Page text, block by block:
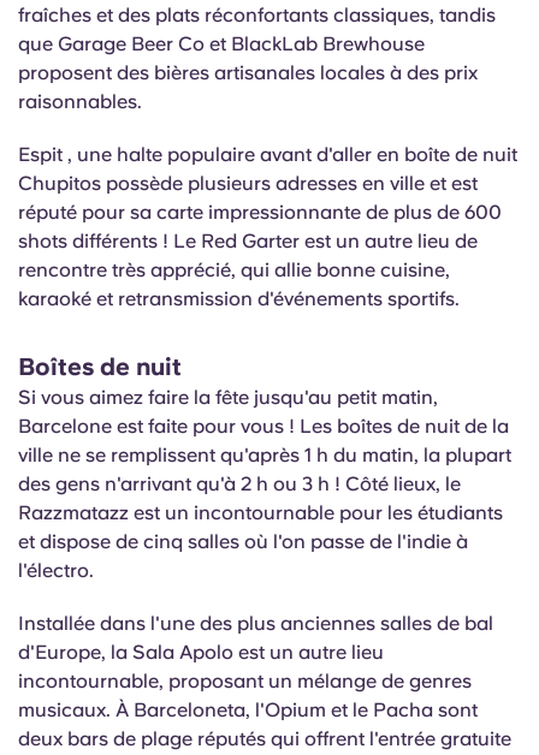
fraîches et des plats réconfortants classiques, tandis
que Garage Beer Co et BlackLab Brewhouse
proposent des bières artisanales locales à des prix
raisonnables.
Espit , une halte populaire avant d'aller en boîte de nuit
Chupitos possède plusieurs adresses en ville et est
réputé pour sa carte impressionnante de plus de 600
shots différents ! Le Red Garter est un autre lieu de
rencontre très apprécié, qui allie bonne cuisine,
karaoké et retransmission d'événements sportifs.
Boîtes de nuit
Si vous aimez faire la fête jusqu'au petit matin,
Barcelone est faite pour vous ! Les boîtes de nuit de la
ville ne se remplissent qu'après 1 h du matin, la plupart
des gens n'arrivant qu'à 2 h ou 3 h ! Côté lieux, le
Razzmatazz est un incontournable pour les étudiants
et dispose de cinq salles où l'on passe de l'indie à
l'électro.
Installée dans l'une des plus anciennes salles de bal
d'Europe, la Sala Apolo est un autre lieu
incontournable, proposant un mélange de genres
musicaux. À Barceloneta, l'Opium et le Pacha sont
deux bars de plage réputés qui offrent l'entrée gratuite